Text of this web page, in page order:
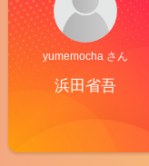
yumemocha さん
浜田省吾